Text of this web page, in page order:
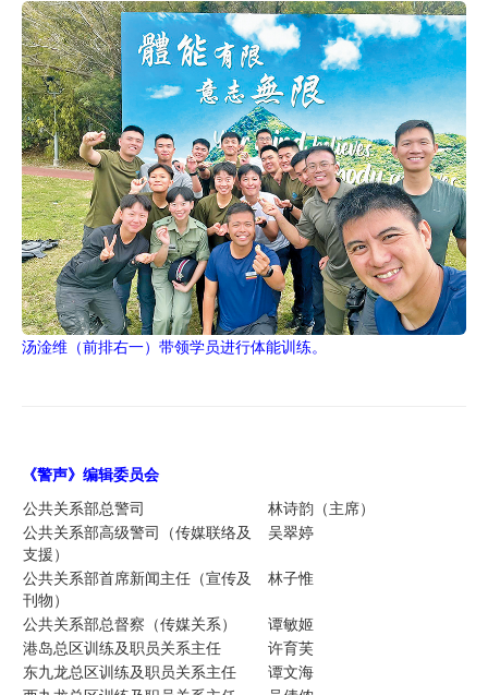
汤淦维（前排右一）带领学员进行体能训练。
《警声》编辑委员会
公共关系部总警司
林诗韵（主席）
公共关系部高级警司（传媒联络及
支援）
吴翠婷
公共关系部首席新闻主任（宣传及
刊物）
林子惟
公共关系部总督察（传媒关系）
谭敏姬
港岛总区训练及职员关系主任
许育芙
东九龙总区训练及职员关系主任
谭文海